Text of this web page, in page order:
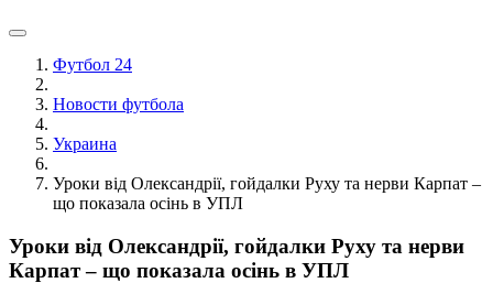
Футбол 24
Новости футбола
Украина
Уроки від Олександрії, гойдалки Руху та нерви Карпат –
що показала осінь в УПЛ
Уроки від Олександрії, гойдалки Руху та нерви
Карпат – що показала осінь в УПЛ